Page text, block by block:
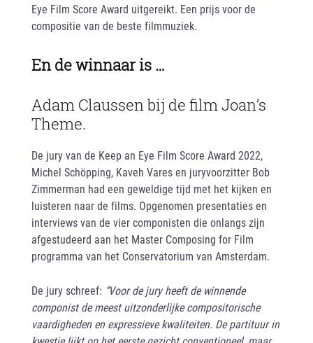
Eye Film Score Award uitgereikt. Een prijs voor de
compositie van de beste filmmuziek.
En de winnaar is …
Adam Claussen bij de film Joan’s
Theme.
De jury van de Keep an Eye Film Score Award 2022,
Michel Schöpping, Kaveh Vares en juryvoorzitter Bob
Zimmerman had een geweldige tijd met het kijken en
luisteren naar de films. Opgenomen presentaties en
interviews van de vier componisten die onlangs zijn
afgestudeerd aan het Master Composing for Film
programma van het Conservatorium van Amsterdam.
De jury schreef: “Voor de jury heeft de winnende
componist de meest uitzonderlijke compositorische
vaardigheden en expressieve kwaliteiten. De partituur in